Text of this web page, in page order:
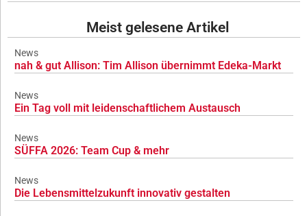
Meist gelesene Artikel
News
nah & gut Allison: Tim Allison übernimmt Edeka-Markt
News
Ein Tag voll mit leidenschaftlichem Austausch
News
SÜFFA 2026: Team Cup & mehr
News
Die Lebensmittelzukunft innovativ gestalten